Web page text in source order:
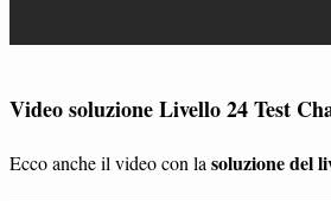
Video soluzione Livello 24 Test
Ecco anche il video con la soluzione del